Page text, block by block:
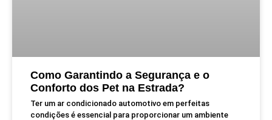
Como Garantindo a Segurança e o
Conforto dos Pet na Estrada?
Ter um ar condicionado automotivo em perfeitas
condições é essencial para proporcionar um ambiente